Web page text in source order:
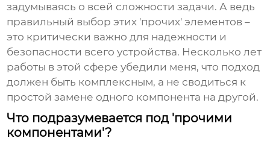
задумываясь о всей сложности задачи. А ведь
правильный выбор этих 'прочих' элементов –
это критически важно для надежности и
безопасности всего устройства. Несколько лет
работы в этой сфере убедили меня, что подход
должен быть комплексным, а не сводиться к
простой замене одного компонента на другой.
Что подразумевается под 'прочими
компонентами'?